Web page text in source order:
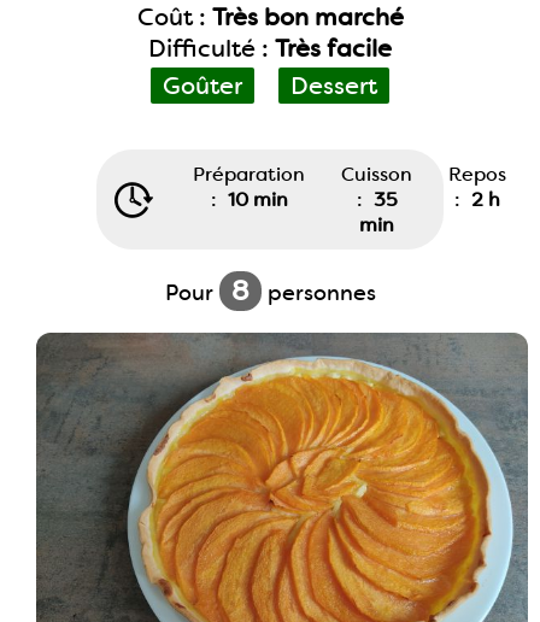
Coût : Très bon marché
Difficulté : Très facile
Goûter
Dessert
Préparation
: 10 min
Cuisson
: 35
min
Repos
: 2 h
Pour 8 personnes